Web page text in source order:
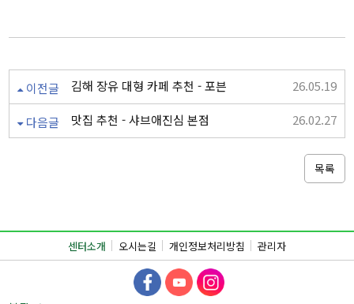
이전글 김해 장유 대형 카페 추천 - 포븐 26.05.19
다음글 맛집 추천 - 샤브애진심 본점 26.02.27
목록
센터소개 오시는길 개인정보처리방침 관리자